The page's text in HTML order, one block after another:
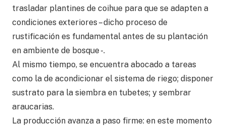
trasladar plantines de coihue para que se adapten a
condiciones exteriores – dicho proceso de
rustificación es fundamental antes de su plantación
en ambiente de bosque -.
Al mismo tiempo, se encuentra abocado a tareas
como la de acondicionar el sistema de riego; disponer
sustrato para la siembra en tubetes; y sembrar
araucarias.
La producción avanza a paso firme: en este momento